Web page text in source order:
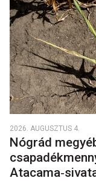
2026. AUGUSZTUS 4.
Nógrád